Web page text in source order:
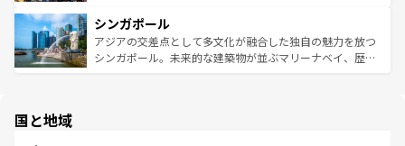
参照してほしい。
激する。気候は一年中温暖で、どの季節にも異なる楽しみ
が待っている。親しみやすいタイの人々、仏教を中心とし
た文化、そして多様な観光資源が、訪れる旅人を魅了し続
み、どこを訪れても感動するはず。観光スポットが密集し
ており、効率よく見どころを回れるのも魅力。息をのむよ
うな絶景から文化的な体験まで、香港を存分に楽しみ尽く
シンガポール
アジアの交差点として多文化が融合した独自の魅力を放つ
シンガポール。未来的な建築物が並ぶマリーナベイ、歴史
国と地域